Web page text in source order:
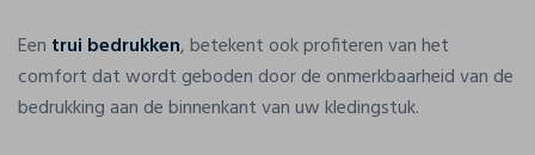
Een trui bedrukken, betekent ook profiteren van het
comfort dat wordt geboden door de onmerkbaarheid van de
bedrukking aan de binnenkant van uw kledingstuk.